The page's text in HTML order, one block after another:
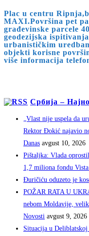
Plac u centru
MAXI.Površina pet
građevinske parcele
geodezijska
urbanističkim
objekti korisne
više informacija
Србија –
„Vlast nije uspela da
Rektor Đokić najavio
Danas avgust 10, 2026
Pištaljka: Vlada
1,7 miliona fondu
Đuričiću oduzeto je
POŽAR RATA U
nebom Moldavije,
Novosti avgust 9, 2026
Situacija u